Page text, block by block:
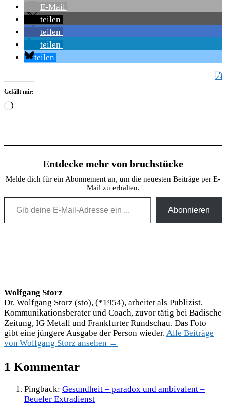
E-Mail
teilen
teilen
teilen
teilen
Gefällt mir:
Wird
Entdecke mehr von bruchstücke
Melde dich für ein Abonnement an, um die neuesten Beiträge per E-
Mail zu erhalten.
Gib deine E-Mail-Adresse ein ...
Abonnieren
Wolfgang Storz
Dr. Wolfgang Storz (sto), (*1954), arbeitet als Publizist,
Kommunikationsberater und Coach, zuvor tätig bei Badische
Zeitung, IG Metall und Frankfurter Rundschau. Das Foto
gibt eine jüngere Ausgabe der Person wieder. Alle Beiträge
von Wolfgang Storz ansehen →
1 Kommentar
Pingback: Gesundheit – paradox und ambivalent –
Beueler Extradienst